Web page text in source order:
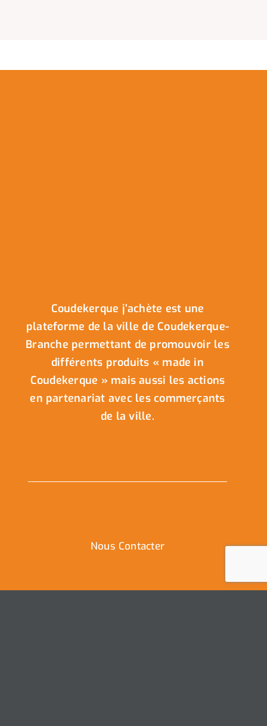
Coudekerque j’achète est une
plateforme de la ville de Coudekerque-
Branche permettant de promouvoir les
différents produits « made in
Coudekerque » mais aussi les actions
en partenariat avec les commerçants
de la ville.
Nous Contacter